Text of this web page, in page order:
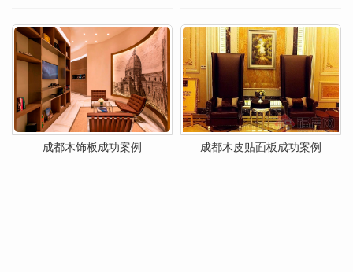
成都木饰板成功案例 成都木皮贴面板成功案例